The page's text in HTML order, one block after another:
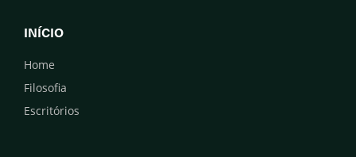
INÍCIO
Home
Filosofia
Escritórios